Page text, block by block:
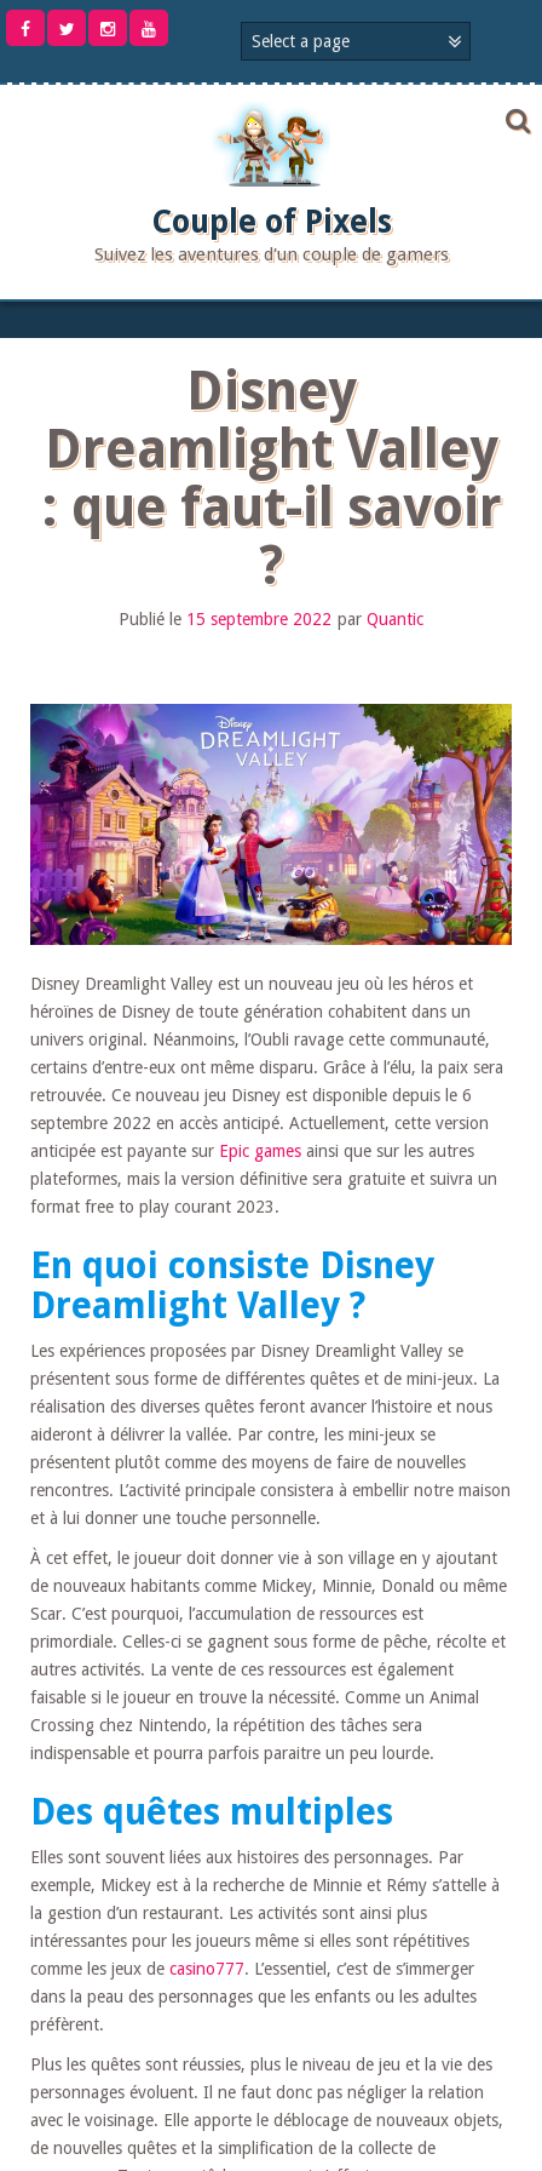
Aller
Couple of Pixels
Suivez les aventures d'un couple de gamers
Disney
Dreamlight Valley
: que faut-il savoir
?
Publié le 15 septembre 2022 par Quantic
Disney Dreamlight Valley est un nouveau jeu où les héros et
héroïnes de Disney de toute génération cohabitent dans un
univers original. Néanmoins, l’Oubli ravage cette communauté,
certains d’entre-eux ont même disparu. Grâce à l’élu, la paix sera
retrouvée. Ce nouveau jeu Disney est disponible depuis le 6
septembre 2022 en accès anticipé. Actuellement, cette version
anticipée est payante sur Epic games ainsi que sur les autres
plateformes, mais la version définitive sera gratuite et suivra un
format free to play courant 2023.
En quoi consiste Disney
Dreamlight Valley ?
Les expériences proposées par Disney Dreamlight Valley se
présentent sous forme de différentes quêtes et de mini-jeux. La
réalisation des diverses quêtes feront avancer l’histoire et nous
aideront à délivrer la vallée. Par contre, les mini-jeux se
présentent plutôt comme des moyens de faire de nouvelles
rencontres. L’activité principale consistera à embellir notre maison
et à lui donner une touche personnelle.
À cet effet, le joueur doit donner vie à son village en y ajoutant
de nouveaux habitants comme Mickey, Minnie, Donald ou même
Scar. C’est pourquoi, l’accumulation de ressources est
primordiale. Celles-ci se gagnent sous forme de pêche, récolte et
autres activités. La vente de ces ressources est également
faisable si le joueur en trouve la nécessité. Comme un Animal
Crossing chez Nintendo, la répétition des tâches sera
indispensable et pourra parfois paraitre un peu lourde.
Des quêtes multiples
Elles sont souvent liées aux histoires des personnages. Par
exemple, Mickey est à la recherche de Minnie et Rémy s’attelle à
la gestion d’un restaurant. Les activités sont ainsi plus
intéressantes pour les joueurs même si elles sont répétitives
comme les jeux de casino777. L’essentiel, c’est de s’immerger
dans la peau des personnages que les enfants ou les adultes
préfèrent.
Plus les quêtes sont réussies, plus le niveau de jeu et la vie des
personnages évoluent. Il ne faut donc pas négliger la relation
avec le voisinage. Elle apporte le déblocage de nouveaux objets,
de nouvelles quêtes et la simplification de la collecte de